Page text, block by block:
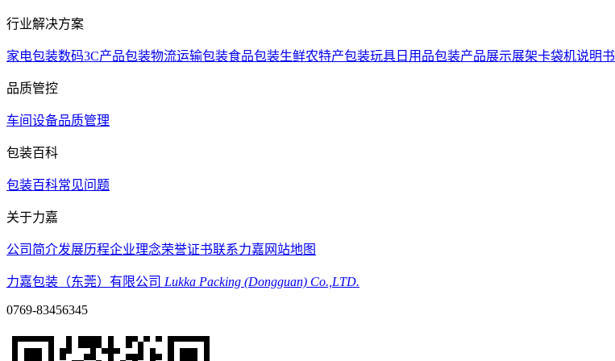
行业解决方案
家电包装数码3C产品包装物流运输包装食品包装生鲜农特产包装玩具日用品包装产品展示展架卡袋机说明书
品质管控
车间设备品质管理
包装百科
包装百科常见问题
关于力嘉
公司简介发展历程企业理念荣誉证书联系力嘉 网站地图
力嘉包装（东莞）有限公司 Lukka Packing (Dongguan) Co.,LTD.
0769-83456345